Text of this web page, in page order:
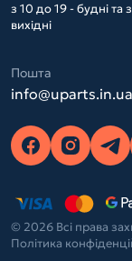
з 10 до 19 - будні та
вихідні
Пошта
info@uparts.in.ua
© 2026 Всі права
Політика